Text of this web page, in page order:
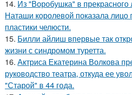
14. Из "Воробушка" в прекрасного
Наташи королевой показала
пластики челюсти.
15. Билли айлиш впервые так
жизни с синдромом туретта.
16. Актриса Екатерина Волкова
руководство театра, откуда ее
"Старой" в 44 года.